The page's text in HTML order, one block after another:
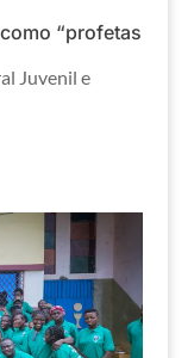
“profetas
Juvenil e